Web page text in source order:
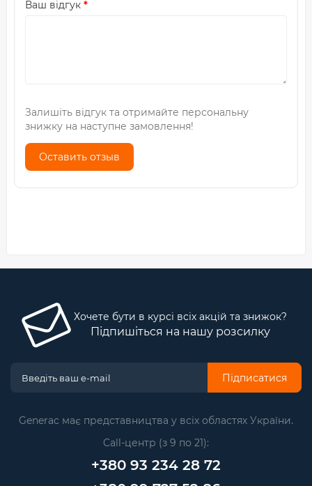
Ваш відгук
Залишіть відгук та отримайте персональну
знижку на наступне замовлення!
Оставить отзыв
Хочете бути в курсі всіх акцій та знижок?
Підпишіться на нашу розсилку
Підписатися
Generac має представництва у всіх областях України.
Call-центр (з 9 по 21):
+380 93 234 28 72